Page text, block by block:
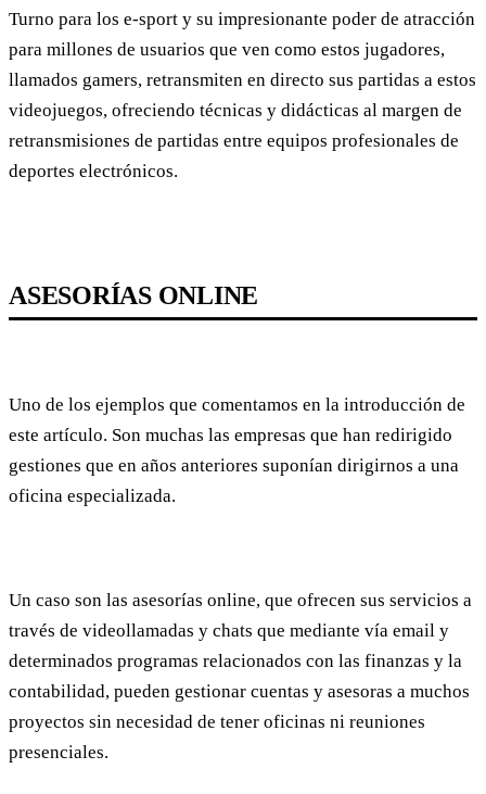
Turno para los e-sport y su impresionante poder de atracción
para millones de usuarios que ven como estos jugadores,
llamados gamers, retransmiten en directo sus partidas a estos
videojuegos, ofreciendo técnicas y didácticas al margen de
retransmisiones de partidas entre equipos profesionales de
deportes electrónicos.
ASESORÍAS ONLINE
Uno de los ejemplos que comentamos en la introducción de
este artículo. Son muchas las empresas que han redirigido
gestiones que en años anteriores suponían dirigirnos a una
oficina especializada.
Un caso son las asesorías online, que ofrecen sus servicios a
través de videollamadas y chats que mediante vía email y
determinados programas relacionados con las finanzas y la
contabilidad, pueden gestionar cuentas y asesoras a muchos
proyectos sin necesidad de tener oficinas ni reuniones
presenciales.